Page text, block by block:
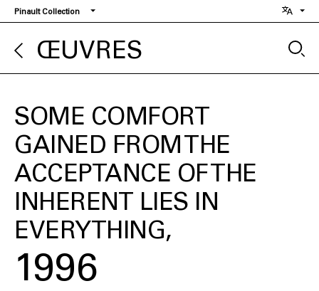
Aller
au
contenu
principal
Pinault Collection
ŒUVRES
SOME COMFORT
GAINED FROM THE
ACCEPTANCE OF THE
INHERENT LIES IN
EVERYTHING
1996